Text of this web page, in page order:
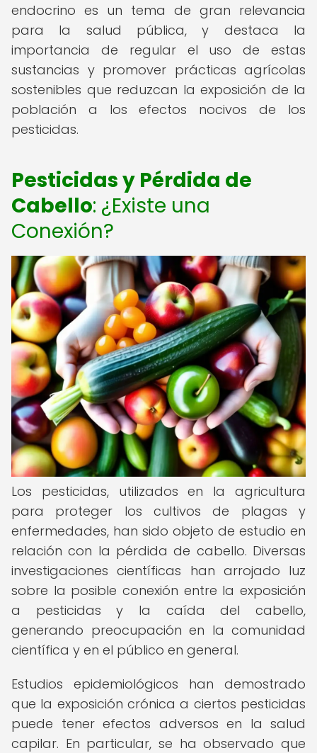
endocrino es un tema de gran relevancia
para la salud pública, y destaca la
importancia de regular el uso de estas
sustancias y promover prácticas agrícolas
sostenibles que reduzcan la exposición de la
población a los efectos nocivos de los
pesticidas.
Pesticidas y Pérdida de
Cabello: ¿Existe una
Conexión?
Los pesticidas, utilizados en la agricultura
para proteger los cultivos de plagas y
enfermedades, han sido objeto de estudio en
relación con la pérdida de cabello. Diversas
investigaciones científicas han arrojado luz
sobre la posible conexión entre la exposición
a pesticidas y la caída del cabello,
generando preocupación en la comunidad
científica y en el público en general.
Estudios epidemiológicos han demostrado
que la exposición crónica a ciertos pesticidas
puede tener efectos adversos en la salud
capilar. En particular, se ha observado que